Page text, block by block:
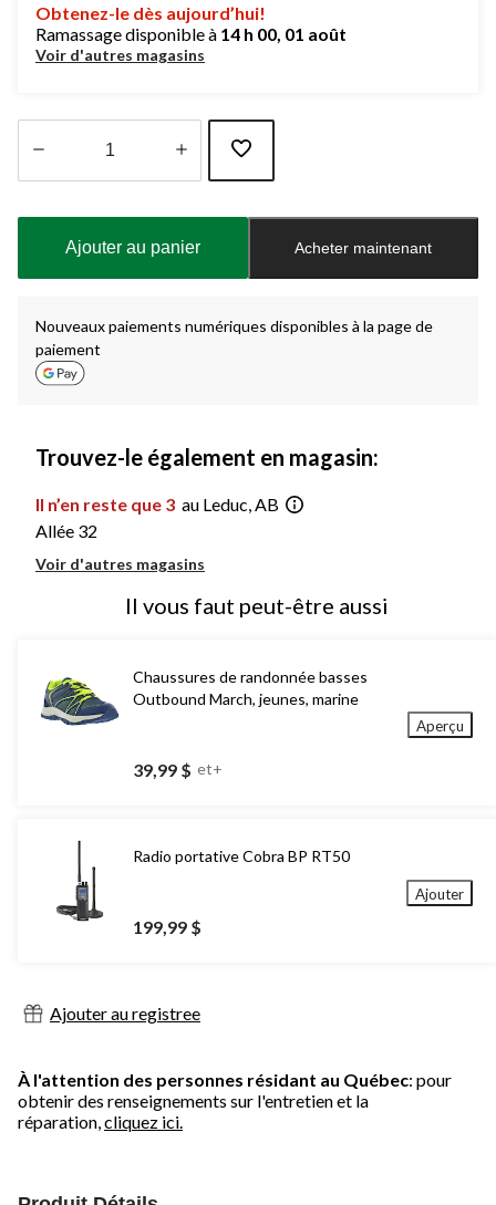
Obtenez-le dès aujourd’hui!
Ramassage disponible à 14 h 00, 01 août
Voir d'autres magasins
à
Ajouter au panier Acheter maintenant
Nouveaux paiements numériques disponibles à la page de
paiement
Trouvez-le également en magasin:
Il n’en reste que 3 au Leduc, AB
Allée 32
Voir d'autres magasins
Il vous faut peut-être aussi
Chaussures de randonnée basses
Outbound March, jeunes, marine
39,99 $ et+
Aperçu
Radio portative Cobra BP RT50
199,99 $
Ajouter
Ajouter au registree
À l'attention des personnes résidant au Québec: pour
obtenir des renseignements sur l'entretien et la
réparation,cliquez ici.